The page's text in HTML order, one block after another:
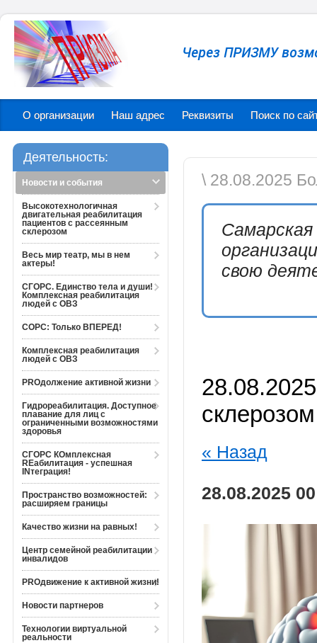
Через ПРИЗМУ
О организации Наш адрес Реквизиты Поиск по
Деятельность:
Новости и события
Высокотехнологичная
двигательная реабилитация
пациентов с рассеянным
склерозом
Весь мир театр, мы в нем
актеры!
СГОРС. Единство тела и души!
Комплексная реабилитация
людей с ОВЗ
СОРС: Только ВПЕРЕД!
Комплексная реабилитация
людей с ОВЗ
PROдолжение активной жизни
Гидрореабилитация. Доступное
плавание для лиц с
ограниченными возможностями
здоровья
СГОРС КОмплексная
REабилитация - успешная
INтеграция!
Пространство возможностей:
расширяем границы
Качество жизни на равных!
Центр семейной реабилитации
инвалидов
PROдвижение к активной жизни!
Новости партнеров
Технологии виртуальной
реальности
\ 28.08.2025
свою
« Назад
28.08.2025